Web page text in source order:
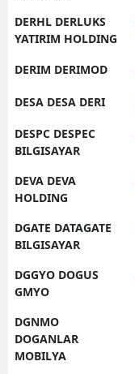
DERHL DERLUKS
YATIRIM HOLDING
DERIM DERIMOD
DESA DESA DERI
DESPC DESPEC
BILGISAYAR
DEVA DEVA
HOLDING
DGATE DATAGATE
BILGISAYAR
DGGYO DOGUS
GMYO
DGNMO
DOGANLAR
MOBILYA